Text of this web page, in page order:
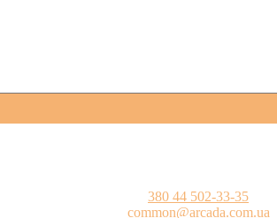
380 44 502-33-35
common@arcada.com.ua